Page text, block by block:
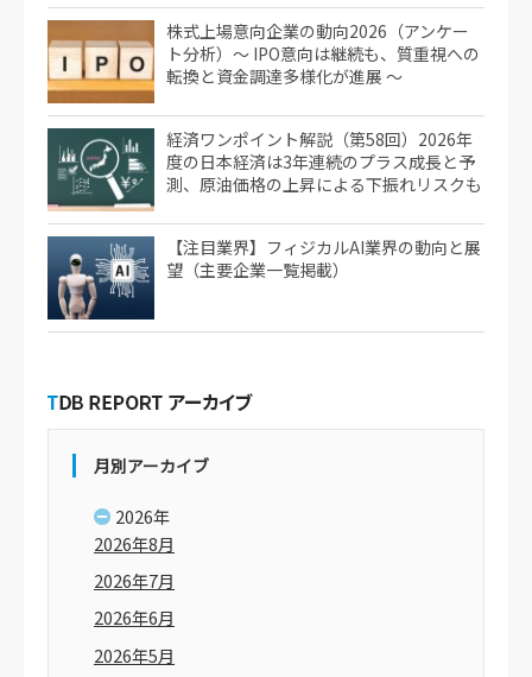
株式上場意向企業の動向2026（アンケー
ト分析）～ IPO意向は継続も、質重視への
転換と資金調達多様化が進展 ～
経済ワンポイント解説（第58回）2026年
度の日本経済は3年連続のプラス成長と予
測、原油価格の上昇による下振れリスクも
【注目業界】フィジカルAI業界の動向と展
望（主要企業一覧掲載）
月別アーカイブ
2026年
2026年8月
2026年7月
2026年6月
2026年5月